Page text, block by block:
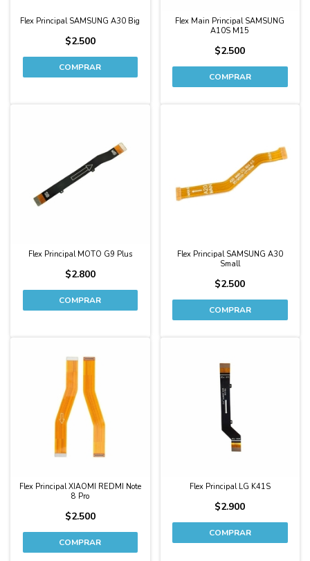
Flex Principal SAMSUNG A30 Big
$2.500
Flex Main Principal SAMSUNG
A10S M15
$2.500
Flex Principal MOTO G9 Plus
$2.800
Flex Principal SAMSUNG A30
Small
$2.500
Flex Principal XIAOMI REDMI Note
8 Pro
$2.500
Flex Principal LG K41S
$2.900